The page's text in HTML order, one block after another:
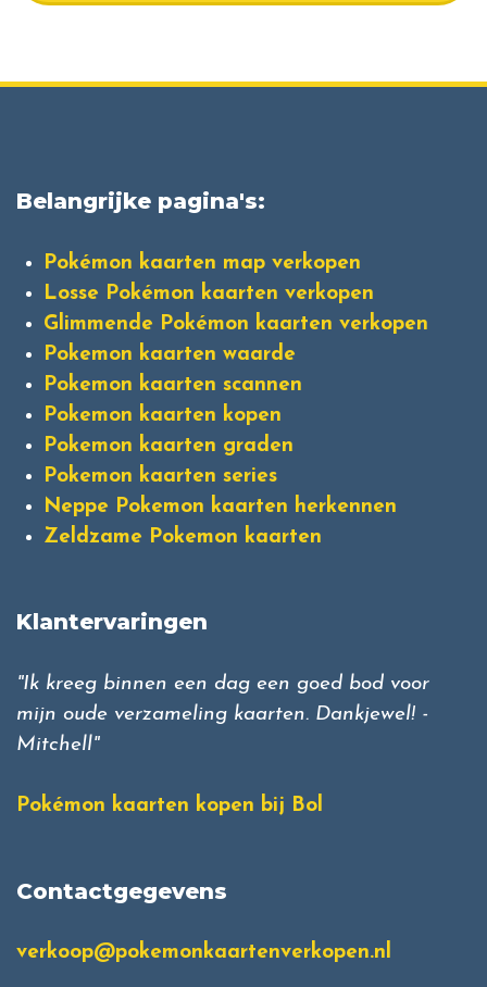
Belangrijke pagina's:
Pokémon kaarten map verkopen
Losse Pokémon kaarten verkopen
Glimmende Pokémon kaarten verkopen
Pokemon kaarten waarde
Pokemon kaarten scannen
Pokemon kaarten kopen
Pokemon kaarten graden
Pokemon kaarten series
Neppe Pokemon kaarten herkennen
Zeldzame Pokemon kaarten
Klantervaringen
"Ik kreeg binnen een dag een goed bod voor
mijn oude verzameling kaarten. Dankjewel! -
Mitchell"
Pokémon kaarten kopen bij Bol
Contactgegevens
verkoop@pokemonkaartenverkopen.nl